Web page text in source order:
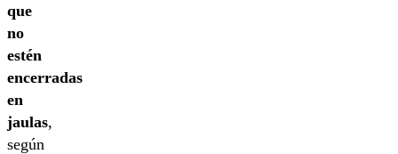
que
no
estén
encerradas
en
jaulas,
según